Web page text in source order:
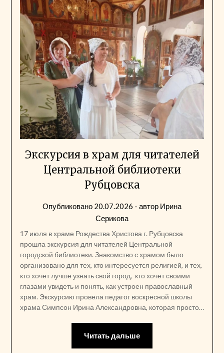
Экскурсия в храм для читателей
Центральной библиотеки
Рубцовска
Опубликовано 20.07.2026 - автор Ирина
Серикова
17 июля в храме Рождества Христова г. Рубцовска
прошла экскурсия для читателей Центральной
городской библиотеки. Знакомство с храмом было
организовано для тех, кто интересуется религией, и тех,
кто хочет лучше узнать свой город, кто хочет своими
глазами увидеть и понять, как устроен православный
храм. Экскурсию провела педагог воскресной школы
храма Симпсон Ирина Александровна, которая просто…
Читать дальше